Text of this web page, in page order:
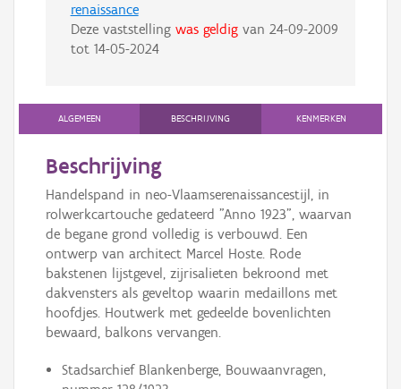
renaissance
Deze vaststelling was geldigvan 24-09-2009
tot 14-05-2024
ALGEMEEN BESCHRIJVING KENMERKEN
Beschrijving
Handelspand in neo-Vlaamserenaissancestijl, in
rolwerkcartouche gedateerd "Anno 1923", waarvan
de begane grond volledig is verbouwd. Een
ontwerp van architect Marcel Hoste. Rode
bakstenen lijstgevel, zijrisalieten bekroond met
dakvensters als geveltop waarin medaillons met
hoofdjes. Houtwerk met gedeelde bovenlichten
bewaard, balkons vervangen.
Stadsarchief Blankenberge, Bouwaanvragen,